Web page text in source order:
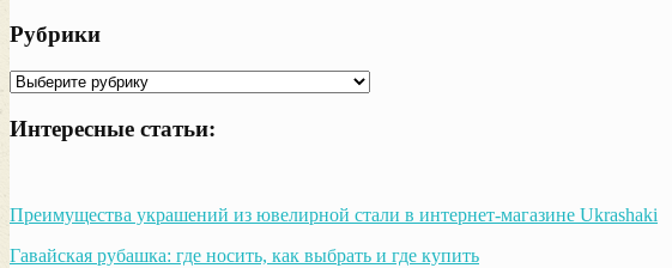
Рубрики
Рубрики
Интересные статьи:
Преимущества украшений из ювелирной стали в интернет-магазине Ukrashaki
Гавайская рубашка: где носить, как выбрать и где купить